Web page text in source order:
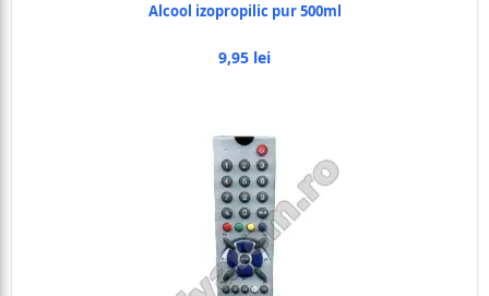
Alcool izopropilic pur 500ml
9,95 lei